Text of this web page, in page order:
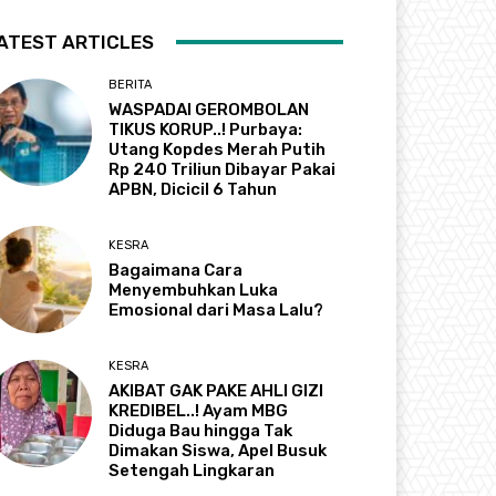
ARTICLES
BERITA
WASPADAI GEROMBOLAN
TIKUS KORUP..! Purbaya:
Utang Kopdes Merah Putih
Rp 240 Triliun Dibayar Pakai
APBN, Dicicil 6 Tahun
KESRA
Bagaimana Cara
Menyembuhkan Luka
Emosional dari Masa Lalu?
KESRA
AKIBAT GAK PAKE AHLI GIZI
KREDIBEL..! Ayam MBG
Diduga Bau hingga Tak
Dimakan Siswa, Apel Busuk
Setengah Lingkaran